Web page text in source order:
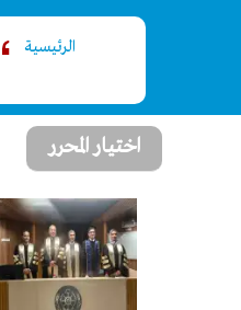
الرئيسية
اختيار المحرر